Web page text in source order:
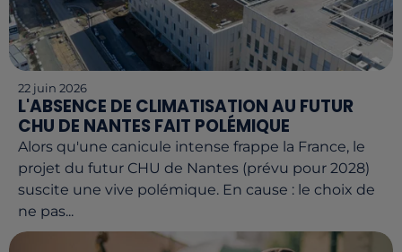
22 juin 2026
L'ABSENCE DE CLIMATISATION AU FUTUR
CHU DE NANTES FAIT POLÉMIQUE
Alors qu'une canicule intense frappe la France, le
projet du futur CHU de Nantes (prévu pour 2028)
suscite une vive polémique. En cause : le choix de
ne pas...